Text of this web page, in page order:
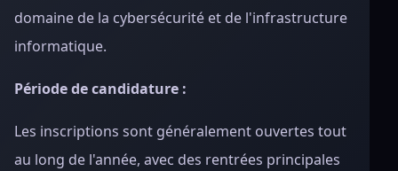
domaine de la cybersécurité et de l'infrastructure
informatique.
Période de candidature :
Les inscriptions sont généralement ouvertes tout
au long de l'année, avec des rentrées principales